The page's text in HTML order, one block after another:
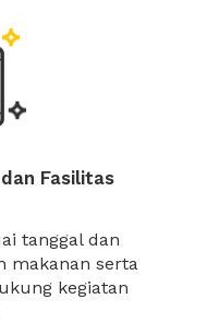
Fasilitas
tanggal dan
makanan serta
kegiatan